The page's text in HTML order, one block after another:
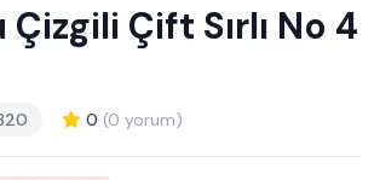
Çift Sırlı No 4
0 (0 yorum)